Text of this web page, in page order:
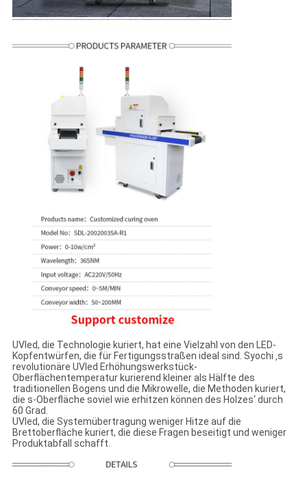
UVled, die Technologie kuriert, hat eine Vielzahl von den LED-
Kopfentwürfen, die für Fertigungsstraßen ideal sind. Syochi ‚s
revolutionäre UVled Erhöhungswerkstück-
Oberflächentemperatur kurierend kleiner als Hälfte des
traditionellen Bogens und die Mikrowelle, die Methoden kuriert,
die s-Oberfläche soviel wie erhitzen können des Holzes‘ durch
60 Grad.
UVled, die Systemübertragung weniger Hitze auf die
Brettoberfläche kuriert, die diese Fragen beseitigt und weniger
Produktabfall schafft.